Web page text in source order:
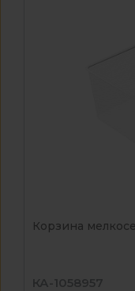
Корзина
КА-1058957